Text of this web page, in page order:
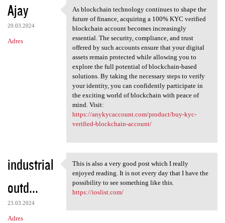
Ajay
20.03.2024
Adres
As blockchain technology
As blockchain technology continues to shape the
future of finance, acquiring a 100% KYC verified
blockchain account becomes increasingly
essential. The security, compliance, and trust
offered by such accounts ensure that your digital
assets remain protected while allowing you to
explore the full potential of blockchain-based
solutions. By taking the necessary steps to verify
your identity, you can confidently participate in
the exciting world of blockchain with peace of
mind. Visit:
https://anykycaccount.com/product/buy-kyc-
verified-blockchain-account/
industrial
outd...
23.03.2024
Adres
This is also a very good post
This is also a very good post which I really
enjoyed reading. It is not every day that I have the
possibility to see something like this.
https://ioslist.com/